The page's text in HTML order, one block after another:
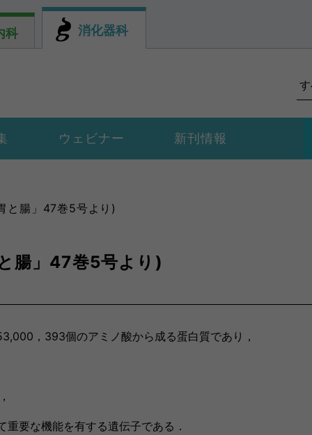
科 消化器科
ウェビナー 新刊情報
腸」47巻5号より)
腸」47巻5号より)
，393個のアミノ酸から成る蛋白質であり，
要な機能を有する遺伝子である．